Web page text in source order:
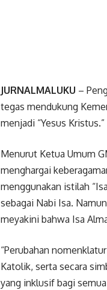
JURNALMALUKU –
tegas mendukung
menjadi “Yesus Kristus.”
Menurut Ketua Umum
menghargai
menggunakan istilah
sebagai Nabi Isa.
meyakini bahwa Isa
“Perubahan
Katolik, serta secara
yang inklusif bagi